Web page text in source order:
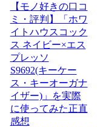
【モノ好きの口コ
ミ・評判】「ホワ
イトハウスコック
ス ネイビー×エス
プレッソ
S9692(キーケー
ス・キーオーガナ
イザー)」を実際
に使ってみた正直
感想